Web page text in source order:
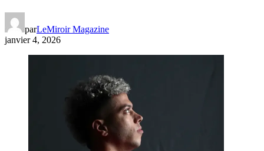
parLeMiroir Magazine
janvier 4, 2026